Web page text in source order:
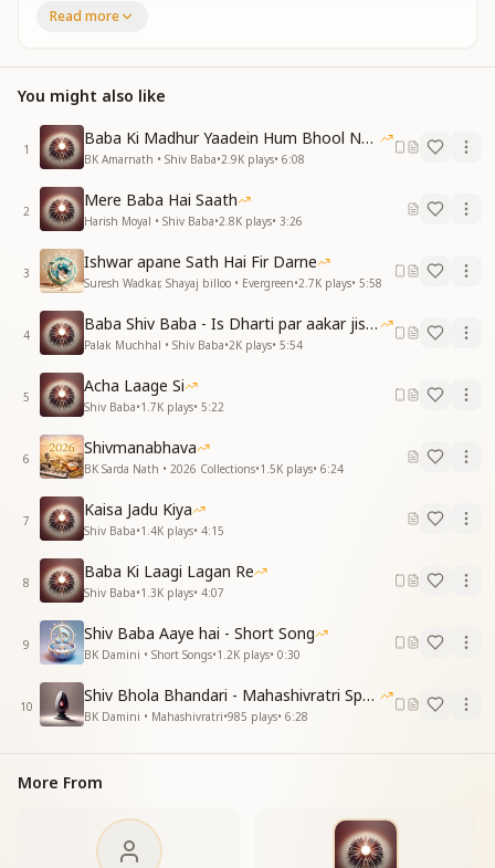
सामने मेरे बस तुम ही तुम हो
जैसे चांद अपनी किरने बखेरे हुए
इतना आनंद प्यारा अनुभव
तन मन क्या जग भी भुलाए हुए
सारा जहा ये देख नजारे
फरिश्तों के भी काफिले रुके
देखता ही रहूं मिठे बाबा तुम्हे
एक पल भी ना अपनी पलके झुके
ऐसी सुहानी घड़ी ये जिंदगी की
ऐसी सुहानी घड़ी ये जिंदगी की
सोचा नहीं था कभी ख्वाबों में अपने
शिकवा नहीं है कोई ना ही गीलाह है
जब से बसे हो बाबा आंखो में अपने
करके इजहार दिल का तुमसे बाबा
प्रीत का संगीत दिल में गूंजे
देखता ही रहूं मिठे बाबा तुम्हे
एक पल भी ना अपनी पलके झुके
देखता ही रहूं मिठे बाबा तुम्हे
एक पल भी ना अपनी पलके झुके
प्यारी दृष्टी तुम्हारी बेहद प्यारी
पाकर नयन मेरे झलक उठे
देखता ही रहूं मिठे बाबा तुम्हे
एक पल भी ना अपनी पलके झुके
देखता ही रहूं मिठे बाबा तुम्हे
एक पल भी ना अपनी पलके झुके
–-----------------------------------------
Read more
You might also like
1
Baba Ki Madhur Yaadein Hum Bhool Nahi Paate
BK Amarnath • Shiv Baba•2.9K plays• 6:08
2
Mere Baba Hai Saath
Harish Moyal • Shiv Baba•2.8K plays• 3:26
3
Ishwar apane Sath Hai Fir Darne
Suresh Wadkar, Shayaj billoo • Evergreen•2.7K plays• 5:58
4
Baba Shiv Baba - Is Dharti par aakar jisne
Palak Muchhal • Shiv Baba•2K plays• 5:54
5
Acha Laage Si
Shiv Baba•1.7K plays• 5:22
6
Shivmanabhava
BK Sarda Nath • 2026 Collections•1.5K plays• 6:24
7
Kaisa Jadu Kiya
Shiv Baba•1.4K plays• 4:15
8
Baba Ki Laagi Lagan Re
Shiv Baba•1.3K plays• 4:07
9
Shiv Baba Aaye hai - Short Song
BK Damini • Short Songs•1.2K plays• 0:30
10
Shiv Bhola Bhandari - Mahashivratri Special
BK Damini • Mahashivratri•985 plays• 6:28
More From